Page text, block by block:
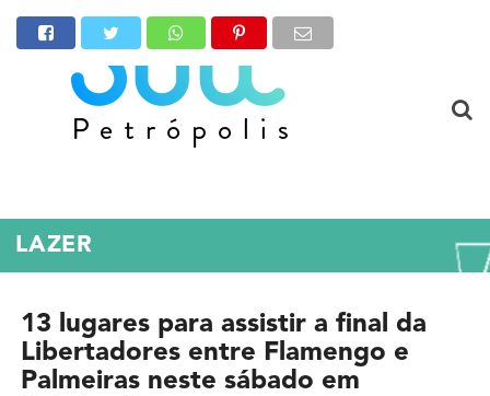
LAZER
13 lugares para assistir a final da
Libertadores entre Flamengo e
Palmeiras neste sábado em